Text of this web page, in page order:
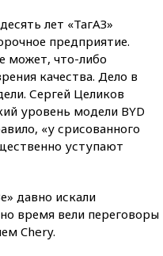
лет «ТагАЗ»
предприятие.
может, что-либо
качества. Дело в
Сергей Целиков
уровень модели BYD
«у срисованного
уступают
давно искали
время вели переговоры
Chery.